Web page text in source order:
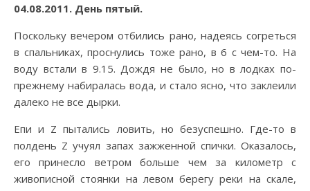
04.08.2011. День пятый.
Поскольку вечером отбились рано, надеясь согреться
в спальниках, проснулись тоже рано, в 6 с чем-то. На
воду встали в 9.15. Дождя не было, но в лодках по-
прежнему набиралась вода, и стало ясно, что заклеили
далеко не все дырки.
Епи и Z пытались ловить, но безуспешно. Где-то в
полдень Z учуял запах зажженной спички. Оказалось,
его принесло ветром больше чем за километр с
живописной стоянки на левом берегу реки на скале,